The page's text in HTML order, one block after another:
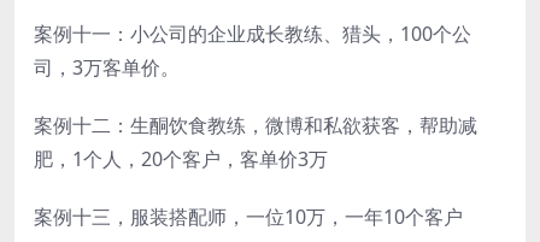
案例十一：小公司的企业成长教练、猎头，100个公
司，3万客单价。
案例十二：生酮饮食教练，微博和私欲获客，帮助减
肥，1个人，20个客户，客单价3万
案例十三，服装搭配师，一位10万，一年10个客户